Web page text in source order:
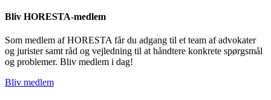
Bliv HORESTA-medlem
Som medlem af HORESTA får du adgang til et team af advokater
og jurister samt råd og vejledning til at håndtere konkrete spørgsmål
og problemer. Bliv medlem i dag!
Bliv medlem